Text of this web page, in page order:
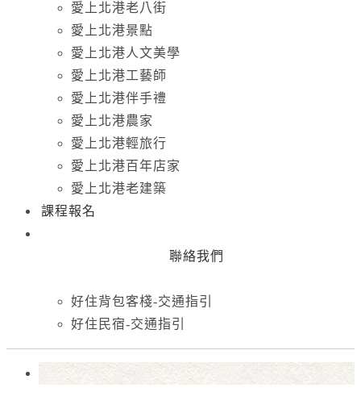
愛上北港老八街
愛上北港景點
愛上北港人文美學
愛上北港工藝師
愛上北港伴手禮
愛上北港農家
愛上北港輕旅行
愛上北港百年店家
愛上北港老建築
課程報名
聯絡我們
好住背包客棧-交通指引
好住民宿-交通指引